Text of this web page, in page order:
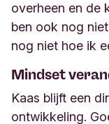
overheen en de
ben ook nog
nog niet hoe ik
Mindset
Kaas blijft een
ontwikkeling. G